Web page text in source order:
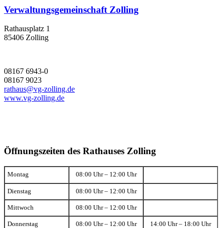
Verwaltungsgemeinschaft Zolling
Rathausplatz 1
85406 Zolling
08167 6943-0
08167 9023
rathaus@vg-zolling.de
www.vg-zolling.de
Öffnungszeiten des Rathauses Zolling
Montag 08:00 Uhr – 12:00 Uhr
Dienstag 08:00 Uhr – 12:00 Uhr
Mittwoch 08:00 Uhr – 12:00 Uhr
Donnerstag 08:00 Uhr – 12:00 Uhr 14:00 Uhr – 18:00 Uhr